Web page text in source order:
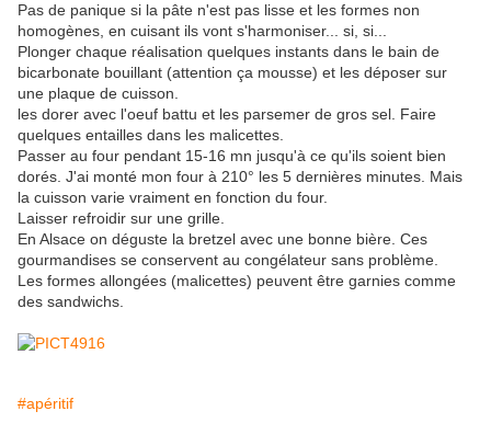
Pas de panique si la pâte n'est pas lisse et les formes non
homogènes, en cuisant ils vont s'harmoniser... si, si...
Plonger chaque réalisation quelques instants dans le bain de
bicarbonate bouillant (attention ça mousse) et les déposer sur
une plaque de cuisson.
les dorer avec l'oeuf battu et les parsemer de gros sel. Faire
quelques entailles dans les malicettes.
Passer au four pendant 15-16 mn jusqu'à ce qu'ils soient bien
dorés. J'ai monté mon four à 210° les 5 dernières minutes. Mais
la cuisson varie vraiment en fonction du four.
Laisser refroidir sur une grille.
En Alsace on déguste la bretzel avec une bonne bière. Ces
gourmandises se conservent au congélateur sans problème.
Les formes allongées (malicettes) peuvent être garnies comme
des sandwichs.
#apéritif